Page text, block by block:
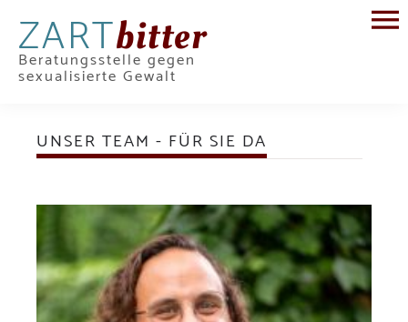
ZARTbitter
Beratungsstelle gegen
sexualisierte Gewalt
UNSER TEAM - FÜR SIE DA